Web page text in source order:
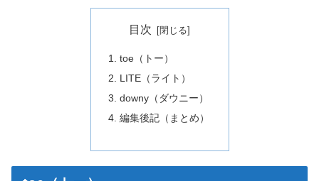
目次
toe（トー）
LITE（ライト）
downy（ダウニー）
編集後記（まとめ）